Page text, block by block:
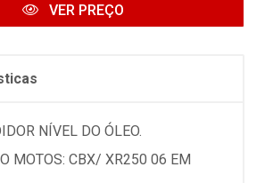
VER PREÇO
NÍVEL DO ÓLEO.
MOTOS: CBX/ XR250 06 EM